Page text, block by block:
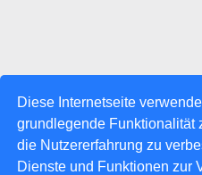
Diese Internetseite
grundlegende Funktionalität
die Nutzererfahrung zu
Dienste und Funktionen zur